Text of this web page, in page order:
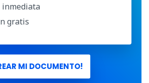
inmediata
gratis
MI DOCUMENTO!